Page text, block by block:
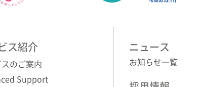
ス紹介
のご案内
Support
ニュース
お知らせ一覧